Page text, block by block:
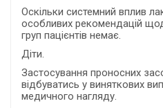
Оскільки системний вплив
особливих рекомендацій
груп пацієнтів немає.
Діти.
Застосування проносних
відбуватись у виняткових
медичного нагляду.